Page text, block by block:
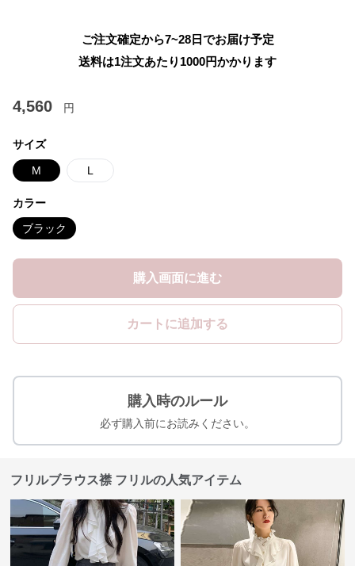
ご注文確定から7~28日でお届け予定
送料は1注文あたり 1000円かかります
4,560 円
サイズ
M L
カラー
ブラック
購入画面に進む
カートに追加する
購入時のルール
必ず購入前にお読みください。
フリルブラウス襟 フリルの人気アイテム